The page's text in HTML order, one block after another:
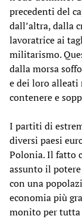
precedenti del
dall’altra, dalla
lavoratrice ai
militarismo.
dalla morsa
e dei loro alleati
contenere e
I partiti di
diversi paesi
Polonia. Il fatto
assunto il
con una
economia più
monito per tutta